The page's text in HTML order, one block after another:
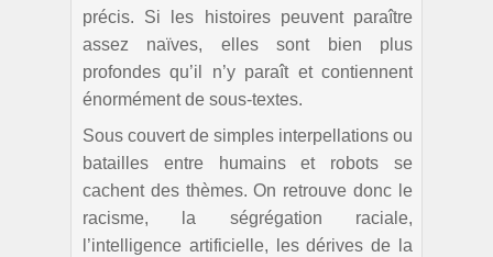
précis. Si les histoires peuvent paraître
assez naïves, elles sont bien plus
profondes qu’il n’y paraît et contiennent
énormément de sous-textes.
Sous couvert de simples interpellations ou
batailles entre humains et robots se
cachent des thèmes. On retrouve donc le
racisme, la ségrégation raciale,
l’intelligence artificielle, les dérives de la